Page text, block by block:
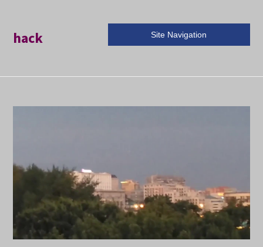
hack Site Navigation